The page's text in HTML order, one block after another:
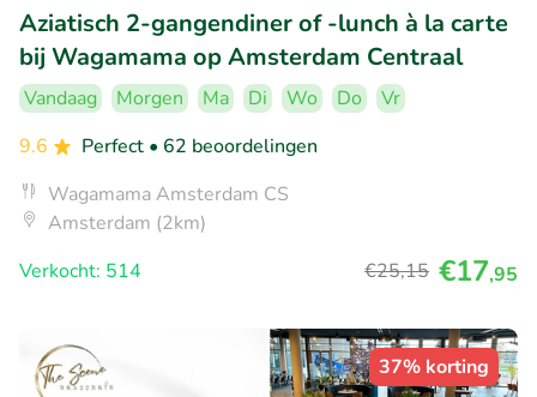
Aziatisch 2-gangendiner of -lunch à la carte
bij Wagamama op Amsterdam Centraal
Vandaag Morgen Ma Di Wo Do
Vr
9.6
Perfect • 62 beoordelingen
Wagamama Amsterdam CS
Amsterdam (2km)
Verkocht: 514
€25,15 €17,95
37% korting